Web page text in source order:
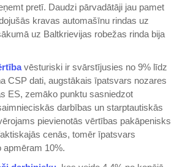
pretī. Daudzi pārvadātāji jau pamet
kravas automašīnu rindas uz
uz Baltkrievijas robežas rinda bija
vēsturiski ir svārstījusies no 9% līdz
CSP dati, augstākais īpatsvars nozares
ES, zemāko punktu sasniedzot
darbības un starptautiskās
pievienotās vērtības pakāpenisks
cenās, tomēr īpatsvars
apmēram 10%.